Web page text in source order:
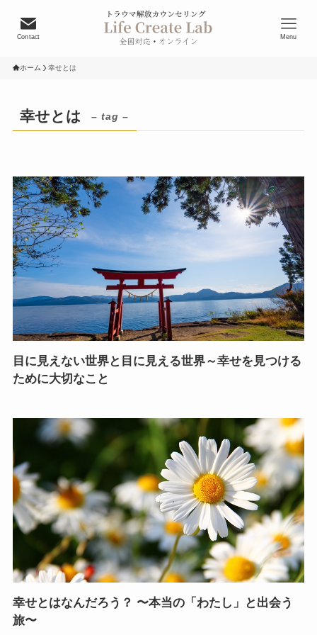
Contact Menu
ホーム 幸せとは
幸せとは – tag –
目に見えない世界と目に見える世界～幸せを見つける
ために大切なこと
幸せとはなんだろう？ 〜本当の「わたし」と出会う
旅〜